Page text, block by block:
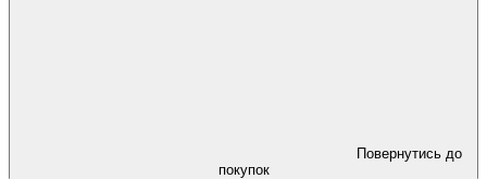
Повернутись до
покупок